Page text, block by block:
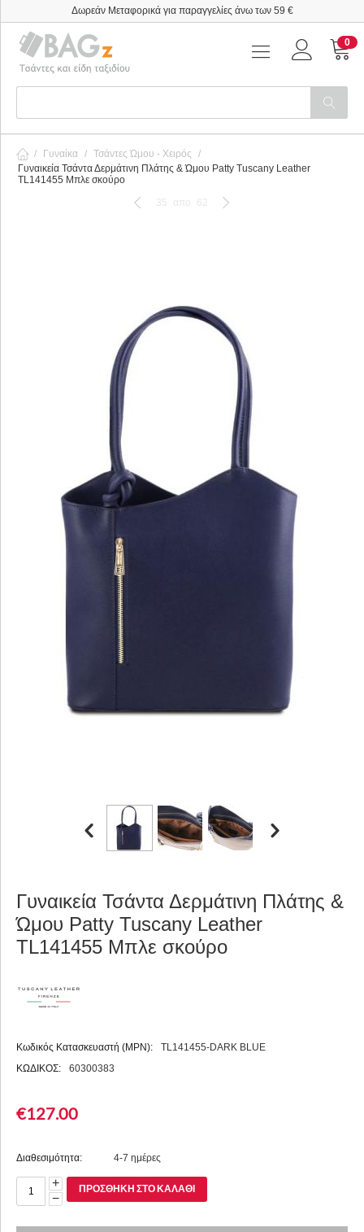
Δωρεάν Μεταφορικά για παραγγελίες άνω των 59 €
0
/ Γυναίκα / Τσάντες Ώμου - Χειρός
/
Γυναικεία Τσάντα Δερμάτινη Πλάτης & Ώμου Patty Tuscany Leather
TL141455 Μπλε σκούρο
35
απο 62
Γυναικεία Τσάντα Δερμάτινη Πλάτης &
Ώμου Patty Tuscany Leather
TL141455 Μπλε σκούρο
Κωδικός Κατασκευαστή (MPN):
TL141455-DARK BLUE
ΚΩΔΙΚΟΣ:
60300383
€127.00
Διαθεσιμότητα: 4-7 ημέρες
+
−
ΠΡΟΣΘΉΚΗ ΣΤΟ ΚΑΛΆΘΙ